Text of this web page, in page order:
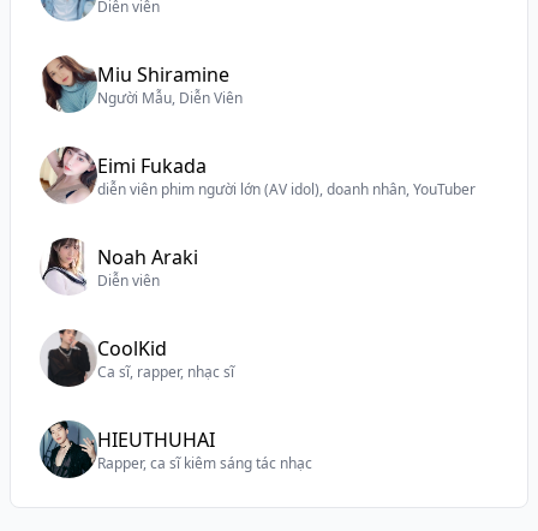
Diễn viên
Miu Shiramine
Người Mẫu, Diễn Viên
Eimi Fukada
diễn viên phim người lớn (AV idol), doanh nhân, YouTuber
Noah Araki
Diễn viên
CoolKid
Ca sĩ, rapper, nhạc sĩ
HIEUTHUHAI
Rapper, ca sĩ kiêm sáng tác nhạc